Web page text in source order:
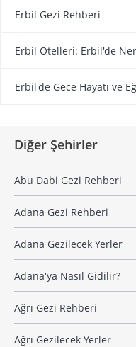
Erbil Gezi Rehberi
Erbil Otelleri: Erbil'de
Erbil'de Gece Hayatı ve
Diğer Şehirler
Abu Dabi Gezi Rehberi
Adana Gezi Rehberi
Adana Gezilecek Yerler
Adana'ya Nasıl Gidilir?
Ağrı Gezi Rehberi
Ağrı Gezilecek Yerler